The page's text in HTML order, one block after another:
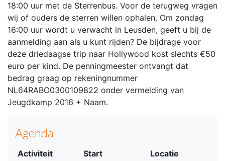
18:00 uur met de Sterrenbus. Voor de terugweg vragen
wij of ouders de sterren willen ophalen. Om zondag
16:00 uur wordt u verwacht in Leusden, geeft u bij de
aanmelding aan als u kunt rijden? De bijdrage voor
deze driedaagse trip naar Hollywood kost slechts €50
euro per kind. De penningmeester ontvangt dat
bedrag graag op rekeningnummer
NL64RABO0300109822 onder vermelding van
Jeugdkamp 2016 + Naam.
Agenda
Activiteit Start
Locatie